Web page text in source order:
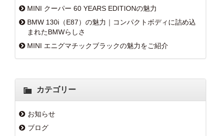
MINI クーパー 60 YEARS EDITIONの魅力
BMW 130i（E87）の魅力｜コンパクトボディに詰め込
まれたBMWらしさ
MINI エニグマチックブラックの魅力をご紹介
カテゴリー
お知らせ
ブログ